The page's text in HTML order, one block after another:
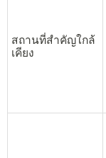
สถานที่สำคัญใกล้
เคียง